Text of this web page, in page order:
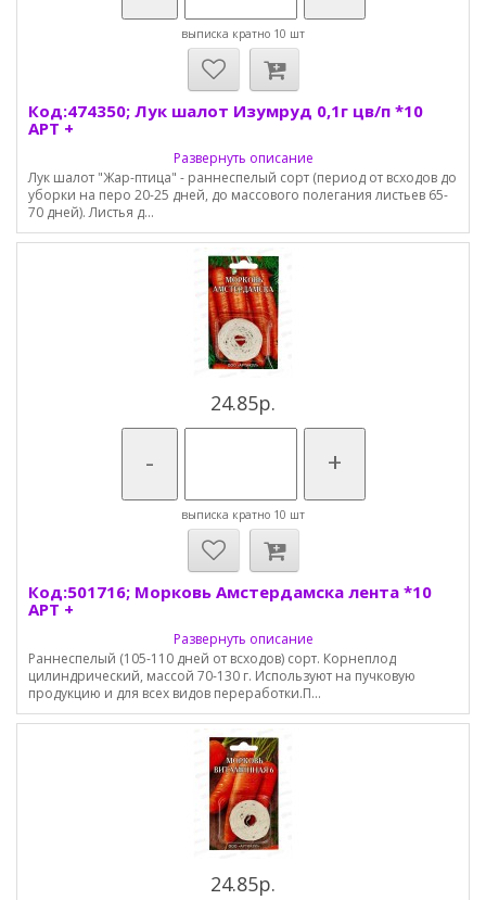
выписка кратно 10 шт
Код:474350; Лук шалот Изумруд 0,1г цв/п *10
АРТ +
Развернуть описание
Лук шалот "Жар-птица" - раннеспелый сорт (период от всходов до
уборки на перо 20-25 дней, до массового полегания листьев 65-
70 дней). Листья д...
24.85р.
- +
выписка кратно 10 шт
Код:501716; Морковь Амстердамска лента *10
АРТ +
Развернуть описание
Раннеспелый (105-110 дней от всходов) сорт. Корнеплод
цилиндрический, массой 70-130 г. Используют на пучковую
продукцию и для всех видов переработки.П...
24.85р.